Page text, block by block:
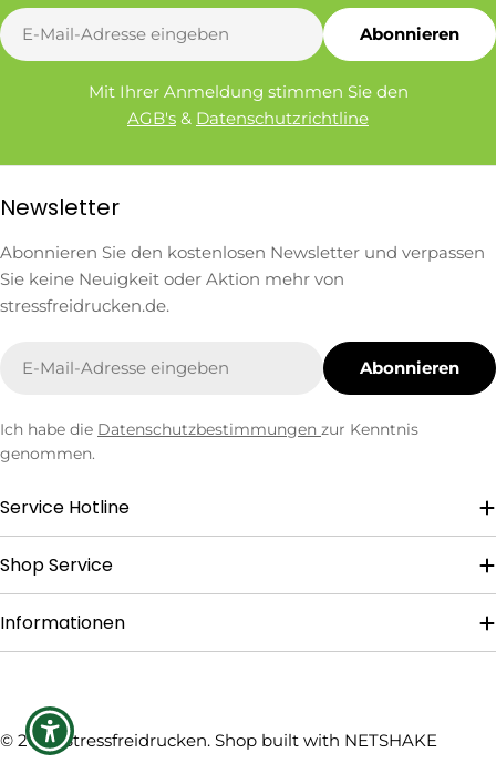
E-
Mail
Abonnieren
Mit Ihrer Anmeldung stimmen Sie den
AGB's & Datenschutzrichtline
Service Hotline
Shop Service
Informationen
Newsletter
Abonnieren Sie den kostenlosen Newsletter und verpassen
Sie keine Neuigkeit oder Aktion mehr von
stressfreidrucken.de.
Mail
Abonnieren
Ich habe die Datenschutzbestimmungen zur Kenntnis
genommen.
Zahlungsmethoden
© 2026Stressfreidrucken. Shop built with NETSHAKE